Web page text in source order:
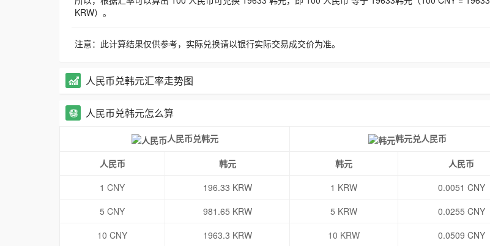
KRW）。
注意：此计算结果仅供参考，实际兑换请以银行实际交易成交价为准。
人民币兑韩元汇率走势图
人民币兑韩元怎么算
人民币兑韩元 韩元兑人民币
人民币 韩元 韩元
人民币
1 CNY
196.33 KRW 1 KRW
0.0051 CNY
5 CNY
981.65 KRW 5 KRW
0.0255 CNY
10 CNY
1963.3 KRW 10 KRW
0.0509 CNY